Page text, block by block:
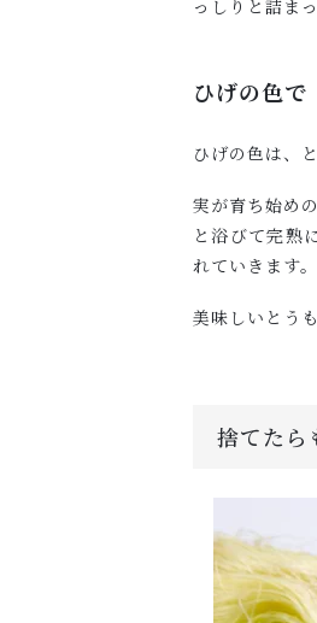
っしりと詰ま
ひげの色で
ひげの色は、
実が育ち始め
と浴びて完熟
れていきます。
美味しいとう
捨てたら